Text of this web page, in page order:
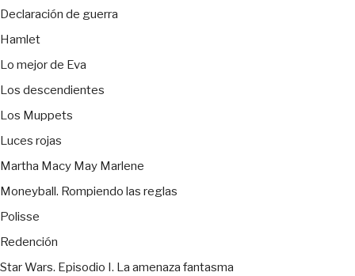
Declaración de guerra
Hamlet
Lo mejor de Eva
Los descendientes
Los Muppets
Luces rojas
Martha Macy May Marlene
Moneyball. Rompiendo las reglas
Polisse
Redención
Star Wars. Episodio I. La amenaza fantasma